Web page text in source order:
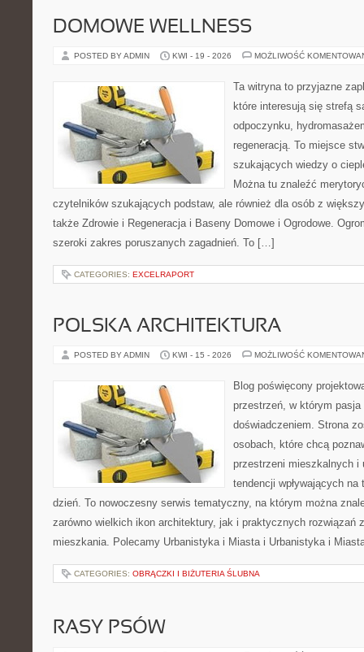
DOMOWE WELLNESS
POSTED BY ADMIN KWI - 19 - 2026 MOŻLIWOŚĆ
Ta witryna to przyjazne
które interesują się strefą
odpoczynku,
regeneracją. To miejsce
szukających wiedzy o
Można tu znaleźć
czytelników szukających podstaw, ale również dla osób z
także Zdrowie i Regeneracja i Baseny Domowe i Ogrodowe.
szeroki zakres poruszanych zagadnień. To […]
CATEGORIES: EXCELRAPORT
POLSKA ARCHITEKTURA
POSTED BY ADMIN KWI - 15 - 2026 MOŻLIWOŚĆ
Blog poświęcony
przestrzeń, w którym
doświadczeniem. Strona
osobach, które chcą
przestrzeni mieszkalnych i
tendencji wpływających
dzień. To nowoczesny serwis tematyczny, na którym można
zarówno wielkich ikon architektury, jak i praktycznych rozwiązań
mieszkania. Polecamy Urbanistyka i Miasta i Urbanistyka i
CATEGORIES: OBRĄCZKI I BIŻUTERIA ŚLUBNA
RASY PSÓW